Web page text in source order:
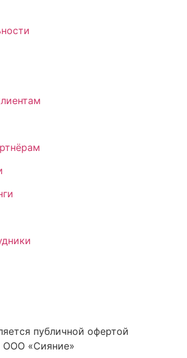
публичной офертой
ООО «Сияние»